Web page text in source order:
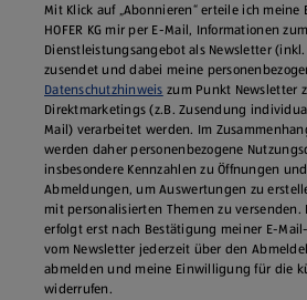
Mit Klick auf „Abonnieren“ erteile ich
HOFER KG mir per E-Mail, Informationen
Dienstleistungsangebot als Newsletter
zusendet und dabei meine
Datenschutzhinweis zum Punkt Newsletter
Direktmarketings (z.B. Zusendung
Mail) verarbeitet werden. Im
werden daher personenbezogene
insbesondere Kennzahlen zu Öffnungen
Abmeldungen, um Auswertungen zu
mit personalisierten Themen zu versenden.
erfolgt erst nach Bestätigung meiner E-
vom Newsletter jederzeit über den
abmelden und meine Einwilligung für die
widerrufen.